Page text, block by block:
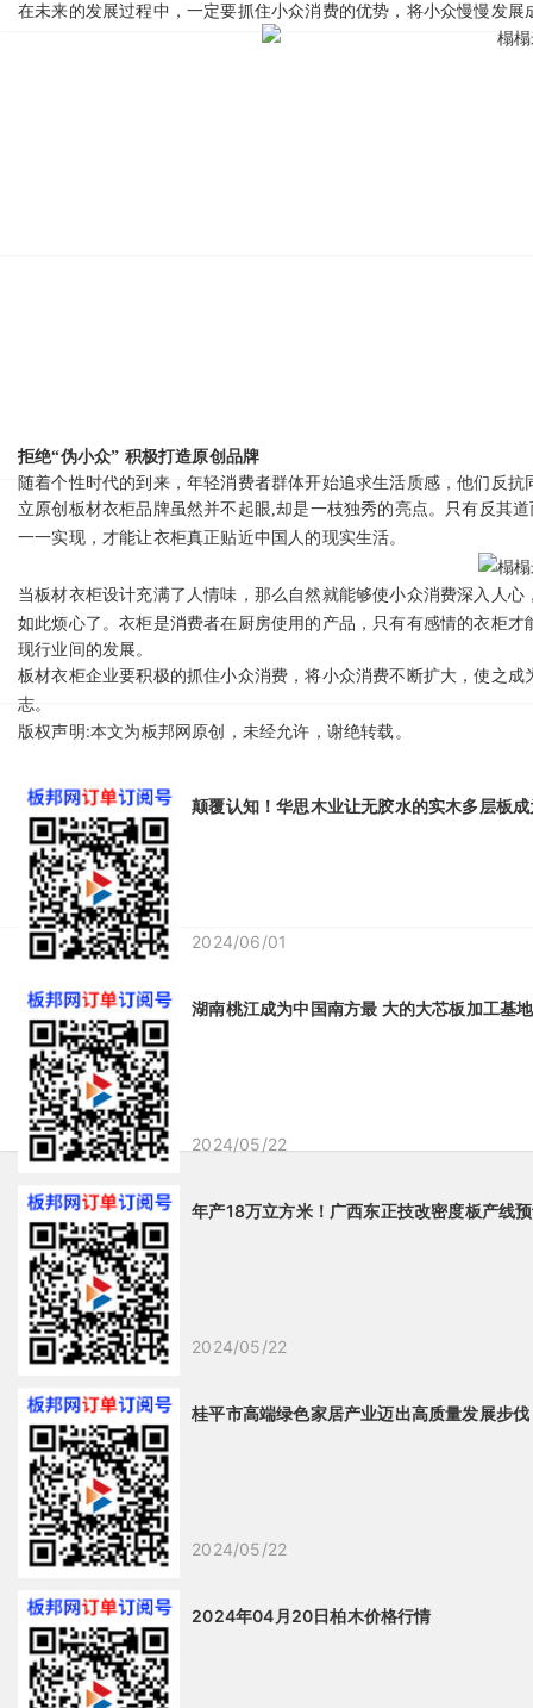
在未来的发展过程中，一定要抓住小众消费的优势，将小众慢慢发
拒绝“伪小众” 积极打造原创品牌
随着个性时代的到来，年轻消费者群体开始追求生活质感，他们反
立原创 板材衣柜品牌虽然并不起眼,却是一枝独秀的亮点。只有反其
一一实现，才能让衣柜真正贴近中国人的现实生活。
当板材衣柜设计充满了人情味，那么自然就能够使小众消费深入人
如此烦心了。衣柜是消费者在厨房使用的产品，只有有感情的衣柜
现行业间的发展。
板材衣柜企业要积极的抓住小众消费，将小众消费不断扩大，使之
志。
版权声明:本文为板邦网原创，未经允许，谢绝转载。
相关推荐 颠覆认知！华思木业让无胶水的实木多层板
2024/06/01
湖南桃江成为中国南方最 大的大芯板加工基地
2024/05/22
年产18万立方米！广西东正技改密度板产线
2024/05/22
桂平市高端绿色家居产业迈出高质量发展步伐
2024/05/22
2024年04月20日柏木价格行情